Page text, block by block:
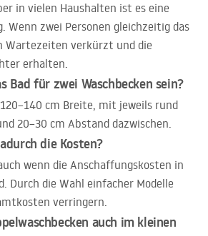
in vielen Haushalten ist es eine
Wenn zwei Personen gleichzeitig das
Wartezeiten verkürzt und die
erhalten.
Bad für zwei Waschbecken sein?
cm Breite, mit jeweils rund
20–30 cm Abstand dazwischen.
die Kosten?
wenn die Anschaffungskosten in
Durch die Wahl einfacher Modelle
verringern.
auch im kleinen